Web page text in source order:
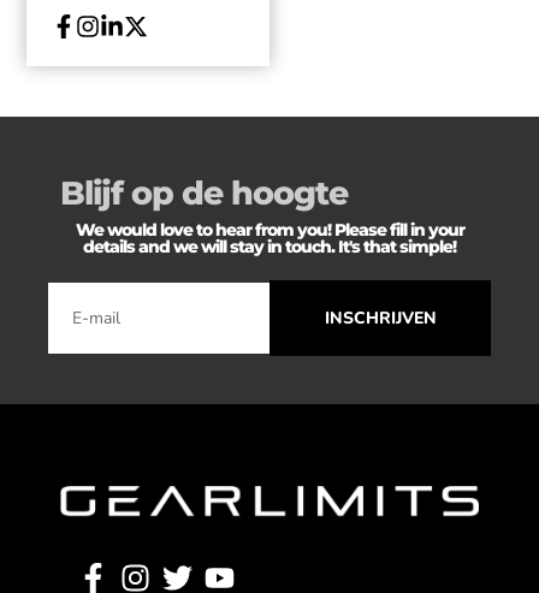
Blijf op de hoogte
We would love to hear from you! Please fill in your
details and we will stay in touch. It's that simple!
INSCHRIJVEN